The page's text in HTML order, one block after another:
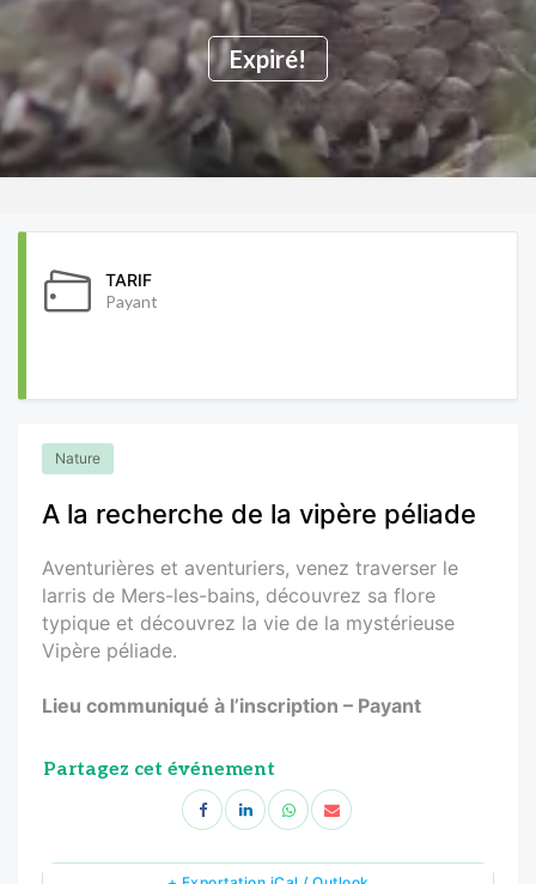
Expiré!
TARIF
Payant
Nature
A la recherche de la vipère péliade
Aventurières et aventuriers, venez traverser le
larris de Mers-les-bains, découvrez sa flore
typique et découvrez la vie de la mystérieuse
Vipère péliade.
Lieu communiqué à l’inscription – Payant
Partagez cet événement